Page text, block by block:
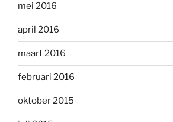
mei 2016
april 2016
maart 2016
februari 2016
oktober 2015